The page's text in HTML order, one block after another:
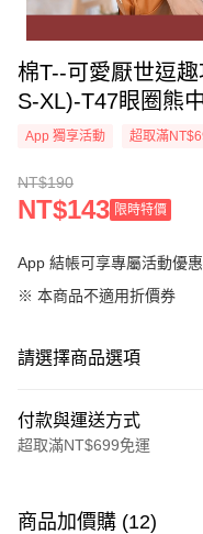
棉T--可愛厭世逗
S-XL)-T47眼圈熊
App 獨享活動 超取滿
NT$190
NT$143 限時特價
App 結帳可享專屬活動優
※ 本商品不適用折價券
請選擇商品選項
付款與運送方式
超取滿NT$699免運
信用卡一次付款
商品加價購 (12)